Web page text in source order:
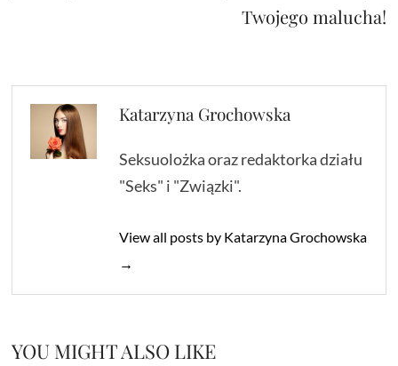
Twojego malucha!
Katarzyna Grochowska
Seksuolożka oraz redaktorka działu
"Seks" i "Związki".
View all posts by Katarzyna Grochowska
→
YOU MIGHT ALSO LIKE